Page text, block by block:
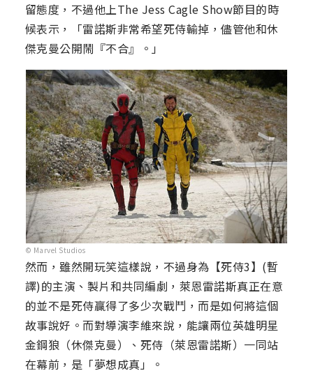
留態度，不過他上The Jess Cagle Show節目的時
候表示，「雷諾斯非常希望死侍輸掉，儘管他和休
傑克曼公開鬧『不合』。」
© Marvel Studios
然而，雖然開玩笑這樣說，不過身為【死侍3】(暫
譯)的主演、製片和共同編劇，萊恩雷諾斯真正在意
的並不是死侍贏得了多少次戰鬥，而是如何將這個
故事說好。而對導演李維來說，能讓兩位英雄明星
金鋼狼（休傑克曼）、死侍（萊恩雷諾斯）一同站
在幕前，是「夢想成真」。